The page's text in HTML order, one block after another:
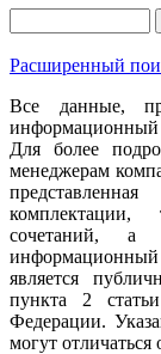
Расширенный
Все данные,
информационный
Для более
менеджерам
комплектации,
сочетаний, а
является
пункта 2
Федерации.
могут отличаться